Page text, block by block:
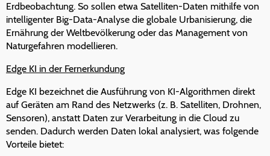
Erdbeobachtung. So sollen etwa Satelliten-Daten mithilfe von
intelligenter Big-Data-Analyse die globale Urbanisierung, die
Ernährung der Weltbevölkerung oder das Management von
Naturgefahren modellieren.
Edge KI in der Fernerkundung
Edge KI bezeichnet die Ausführung von KI-Algorithmen direkt
auf Geräten am Rand des Netzwerks (z. B. Satelliten, Drohnen,
Sensoren), anstatt Daten zur Verarbeitung in die Cloud zu
senden. Dadurch werden Daten lokal analysiert, was folgende
Vorteile bietet: